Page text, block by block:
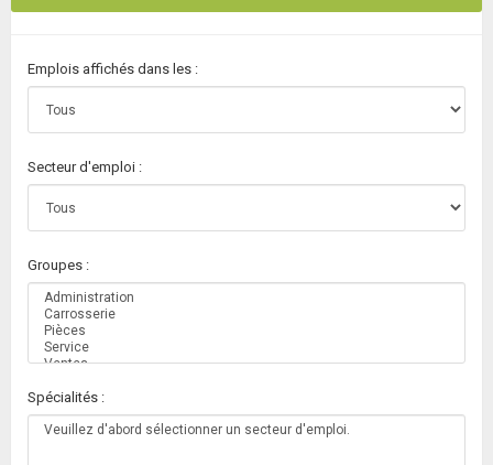
Emplois affichés dans les :
Secteur d'emploi :
Groupes :
Spécialités :